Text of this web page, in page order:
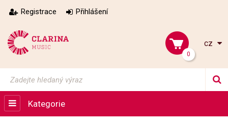
Registrace Přihlášení
0
cz
Kategorie